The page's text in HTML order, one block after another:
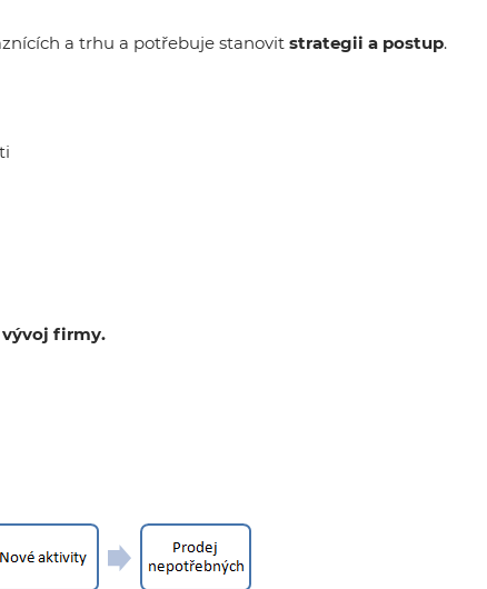
a trhu a potřebuje stanovit strategii a postup.
firmy.